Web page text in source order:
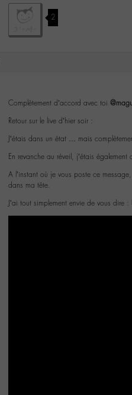
2
Complètement d’accord avec toi
Retour sur le live d’hier soir :
J’étais dans un état … mais
En revanche au réveil, j’étais
A l’instant où je vous poste ce
dans ma tête.
J’ai tout simplement envie de vous